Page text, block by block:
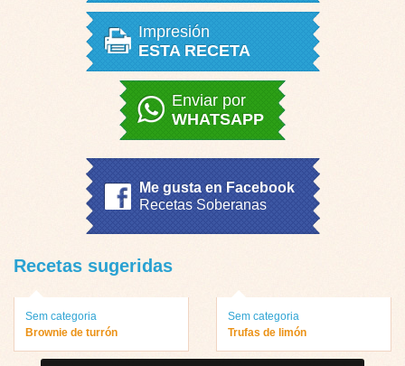
Impresión
ESTA RECETA
Enviar por
WHATSAPP
Me gusta en Facebook
Recetas Soberanas
Recetas sugeridas
Sem categoria
Brownie de turrón
Sem categoria
Trufas de limón